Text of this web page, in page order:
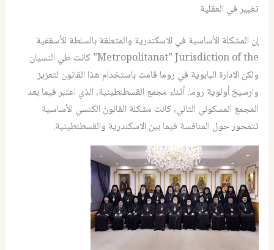
تغيير في العقلية
إن المشكلة الأساسية في الاسكندرية والمتعلقة بالسلطة الأسقفية
Metropolitanat” Jurisdiction of the” كانت طي النسيان
ولكن الادارة البابوية في روما قامت باستخدام هذا القانون لتعزيز
وارسيخ أولوية روما. أثناء مجمع القسطنطينية، الذي اعتبر فيما بعد
المجمع المسكوني الثاني، كانت مشكلة القانون الكنسي الأساسية
تتمحور حول المنافسة فيما بين الاسكندرية والقسطنطينية.